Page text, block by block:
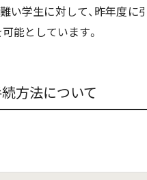
い学生に対して、昨年度に
能としています。
方法について